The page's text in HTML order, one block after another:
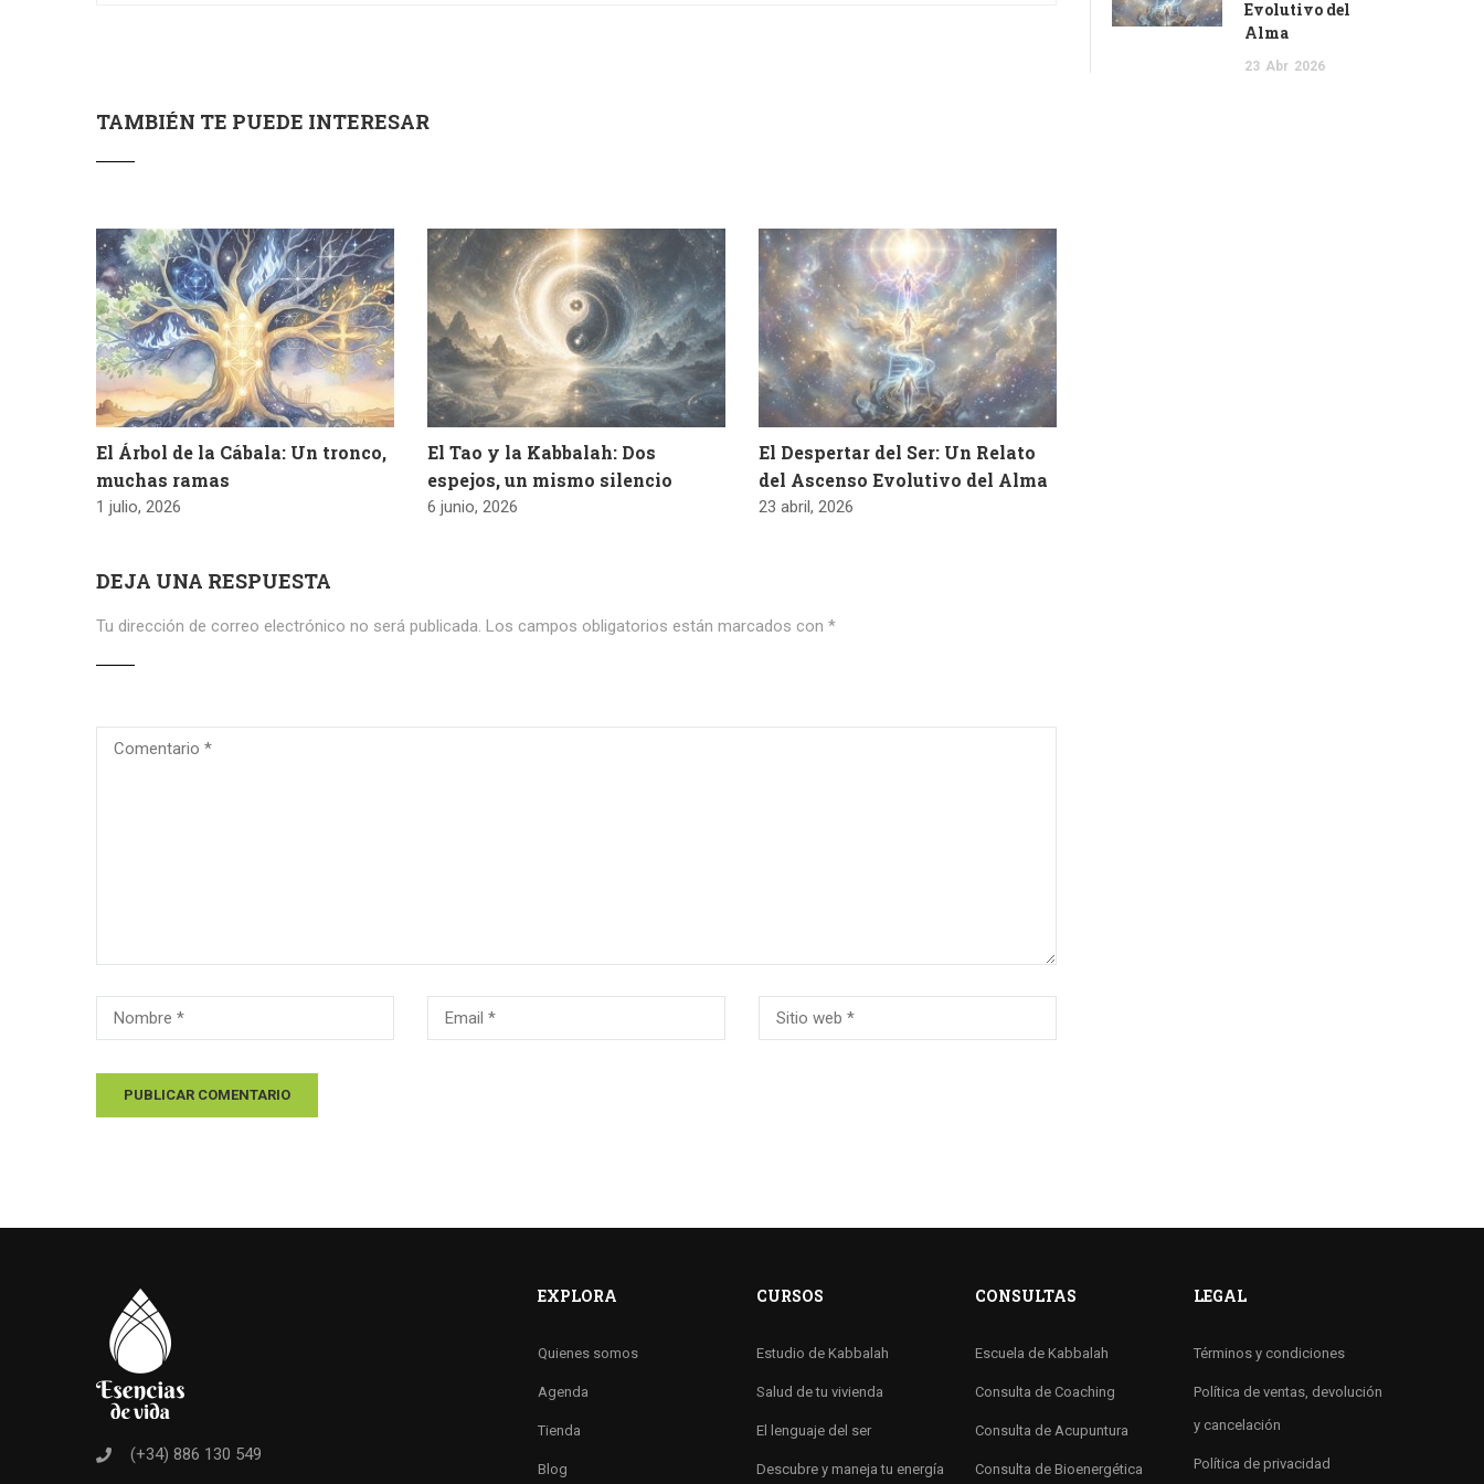
TAMBIÉN TE PUEDE INTERESAR
El Árbol de la Cábala: Un tronco,
muchas ramas
1 julio, 2026
El Tao y la Kabbalah: Dos
espejos, un mismo silencio
6 junio, 2026
El Despertar del Ser: Un Relato
del Ascenso Evolutivo del Alma
23 abril, 2026
DEJA UNA RESPUESTA
Tu dirección de correo electrónico no será publicada. Los campos obligatorios están marcados con *
Evolutivo del
Alma
23 Abr 2026
(+34) 886 130 549
EXPLORA
Quienes somos
Agenda
Tienda
Blog
CURSOS
Estudio de Kabbalah
Salud de tu vivienda
El lenguaje del ser
Descubre y maneja tu energía
CONSULTAS
Escuela de Kabbalah
Consulta de Coaching
Consulta de Acupuntura
Consulta de Bioenergética
LEGAL
Términos y condiciones
Política de ventas, devolución
y cancelación
Política de privacidad